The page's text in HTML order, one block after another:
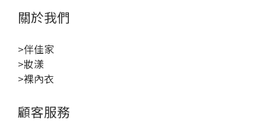
關於我們
>伴佳家
>妝漾
>裸內衣
顧客服務